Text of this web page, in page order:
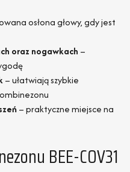
osłona głowy, gdy jest
oraz nogawkach –
– ułatwiają szybkie
– praktyczne miejsce na
BEE-COV31